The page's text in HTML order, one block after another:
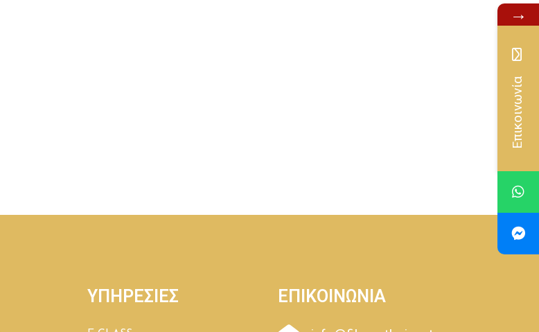
ΥΠΗΡΕΣΙΕΣ ΕΠΙΚΟΙΝΩΝΙΑ
→
Επικοινωνία